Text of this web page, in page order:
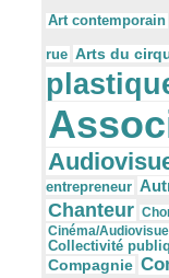
Art contemporain
rue Arts du
entrepreneur
Chanteur
Cinéma/Audiovisuel
Collectivité
Compagnie